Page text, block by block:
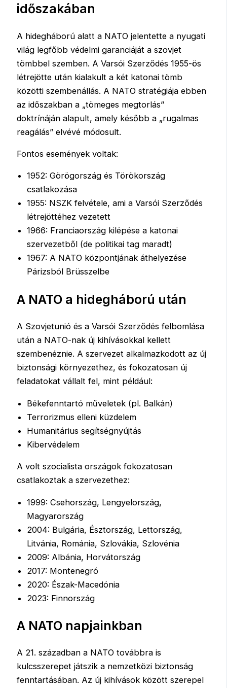
időszakában
A hidegháború alatt a NATO jelentette a nyugati
világ legfőbb védelmi garanciáját a szovjet
tömbbel szemben. A Varsói Szerződés 1955-ös
létrejötte után kialakult a két katonai tömb
közötti szembenállás. A NATO stratégiája ebben
az időszakban a „tömeges megtorlás”
doktrínáján alapult, amely később a „rugalmas
reagálás” elvévé módosult.
Fontos események voltak:
1952: Görögország és Törökország
csatlakozása
1955: NSZK felvétele, ami a Varsói Szerződés
létrejöttéhez vezetett
1966: Franciaország kilépése a katonai
szervezetből (de politikai tag maradt)
1967: A NATO központjának áthelyezése
Párizsból Brüsszelbe
A NATO a hidegháború után
A Szovjetunió és a Varsói Szerződés felbomlása
után a NATO-nak új kihívásokkal kellett
szembenéznie. A szervezet alkalmazkodott az új
biztonsági környezethez, és fokozatosan új
feladatokat vállalt fel, mint például:
Békefenntartó műveletek (pl. Balkán)
Terrorizmus elleni küzdelem
Humanitárius segítségnyújtás
Kibervédelem
A volt szocialista országok fokozatosan
csatlakoztak a szervezethez:
1999: Csehország, Lengyelország,
Magyarország
2004: Bulgária, Észtország, Lettország,
Litvánia, Románia, Szlovákia, Szlovénia
2009: Albánia, Horvátország
2017: Montenegró
2020: Észak-Macedónia
2023: Finnország
A NATO napjainkban
A 21. században a NATO továbbra is
kulcsszerepet játszik a nemzetközi biztonság
fenntartásában. Az új kihívások között szerepel